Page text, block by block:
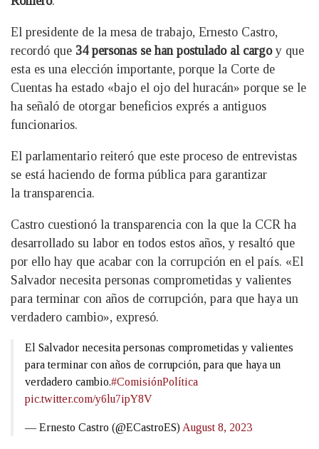
El presidente de la mesa de trabajo, Ernesto Castro,
recordó que 34 personas se han postulado al cargo y que
esta es una elección importante, porque la Corte de
Cuentas ha estado «bajo el ojo del huracán» porque se le
ha señaló de otorgar beneficios exprés a antiguos
funcionarios.
El parlamentario reiteró que este proceso de entrevistas
se está haciendo de forma pública para garantizar
la transparencia.
Castro cuestionó la transparencia con la que la CCR ha
desarrollado su labor en todos estos años, y resaltó que
por ello hay que acabar con la corrupción en el país. «El
Salvador necesita personas comprometidas y valientes
para terminar con años de corrupción, para que haya un
verdadero cambio», expresó.
El Salvador necesita personas comprometidas y valientes
para terminar con años de corrupción, para que haya un
verdadero cambio.#ComisiónPolítica
pic.twitter.com/y6lu7ipY8V
— Ernesto Castro (@ECastroES) August 8, 2023